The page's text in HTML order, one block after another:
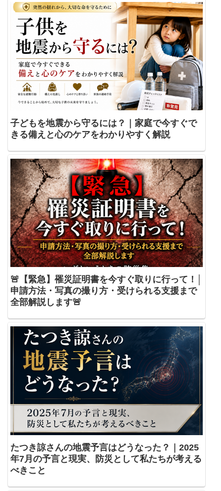
子どもを地震から守るには？｜家庭で今すぐで
きる備えと心のケアをわかりやすく解説
🚨【緊急】罹災証明書を今すぐ取りに行って！│
申請方法・写真の撮り方・受けられる支援まで
全部解説します🚨
たつき諒さんの地震予言はどうなった？｜2025
年7月の予言と現実、防災として私たちが考える
べきこと